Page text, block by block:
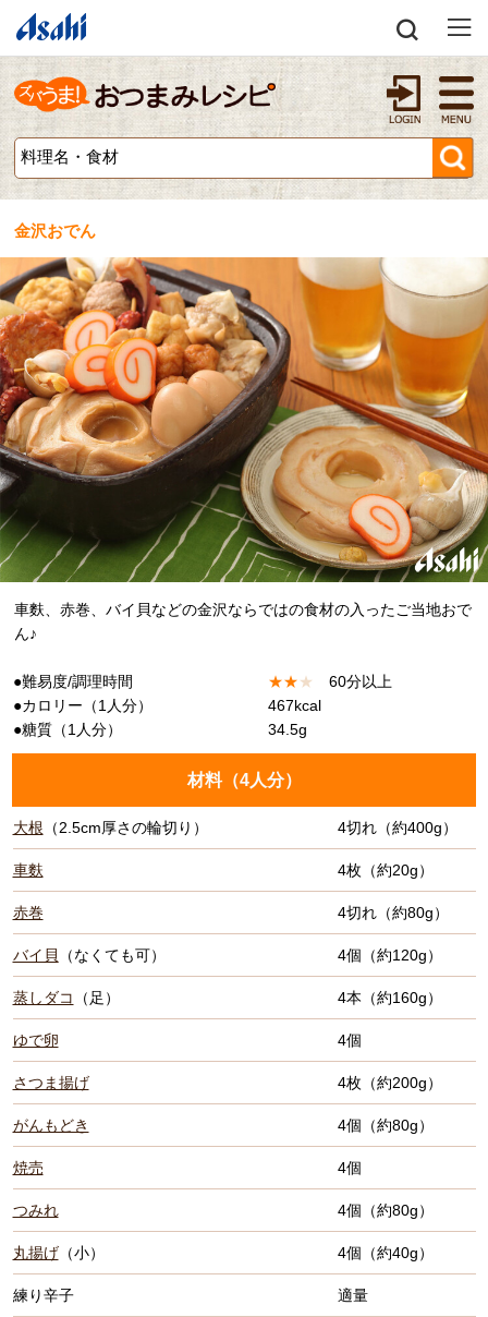
金沢おでん
車麩、赤巻、バイ貝などの金沢ならではの食材の入ったご当地おで
ん♪
●難易度/調理時間 ★★★
60分以上
●カロリー（1人分）
467kcal
●糖質（1人分）
34.5g
材料（4人分）
大根 （2.5cm厚さの輪切り） 4切れ（約400g）
車麩 4枚（約20g）
赤巻 4切れ（約80g）
バイ貝 （なくても可） 4個（約120g）
蒸しダコ （足） 4本（約160g）
ゆで卵 4個
さつま揚げ 4枚（約200g）
がんもどき 4個（約80g）
焼売 4個
つみれ 4個（約80g）
丸揚げ（小） 4個（約40g）
練り辛子 適量